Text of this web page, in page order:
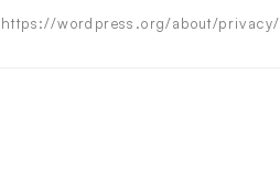
https://wordpress.org/about/privacy/